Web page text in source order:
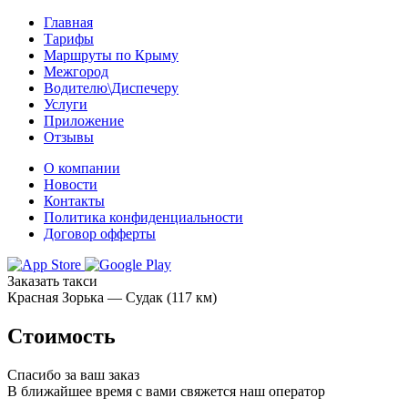
Главная
Тарифы
Маршруты по Крыму
Межгород
Водителю\Диспечеру
Услуги
Приложение
Отзывы
О компании
Новости
Контакты
Политика конфиденциальности
Договор офферты
Заказать такси
Красная Зорька — Судак (117 км)
Стоимость
Спасибо за ваш заказ
В ближайшее время с вами свяжется наш оператор